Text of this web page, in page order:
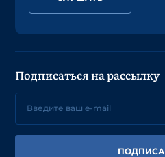
Подписаться на рассылку